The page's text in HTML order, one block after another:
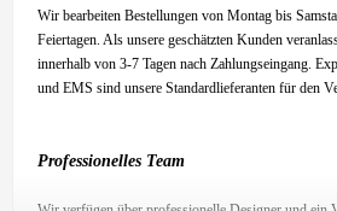
Wir bearbeiten Bestellungen von Montag bis
Feiertagen. Als unsere geschätzten Kunden
innerhalb von 3-7 Tagen nach Zahlungseingang.
und EMS sind unsere Standardlieferanten für den
Professionelles Team